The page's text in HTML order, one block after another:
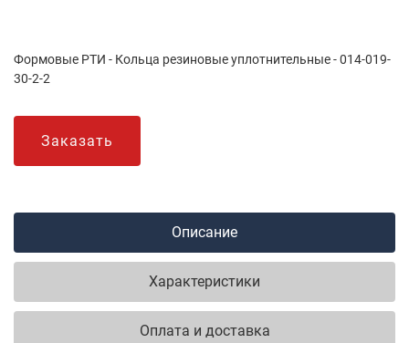
Формовые РТИ - Кольца резиновые уплотнительные - 014-019-
30-2-2
Заказать
Описание
Характеристики
Оплата и доставка